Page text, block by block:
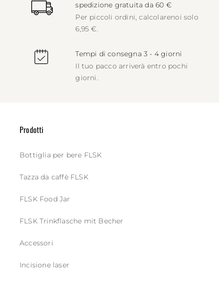
spedizione gratuita da 60 €
Per piccoli ordini, calcolarenoi solo
6,95 €.
Tempi di consegna 3 - 4 giorni
Il tuo pacco arriverà entro pochi
giorni.
Prodotti
Bottiglia per bere FLSK
Tazza da caffè FLSK
FLSK Food Jar
FLSK Trinkflasche mit Becher
Accessori
Incisione laser